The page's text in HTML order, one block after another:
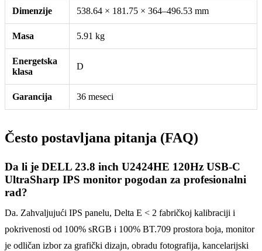
Dimenzije 538.64 × 181.75 × 364–496.53 mm
Masa 5.91 kg
Energetska
klasa
D
Garancija 36 meseci
Često postavljana pitanja (FAQ)
Da li je DELL 23.8 inch U2424HE 120Hz USB-C
UltraSharp IPS monitor pogodan za profesionalni
rad?
Da. Zahvaljujući IPS panelu, Delta E < 2 fabričkoj kalibraciji i
pokrivenosti od 100% sRGB i 100% BT.709 prostora boja, monitor
je odličan izbor za grafički dizajn, obradu fotografija, kancelarijski